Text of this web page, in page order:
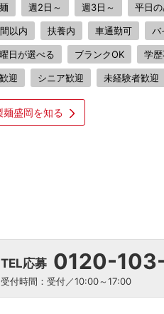
週2日～ 週3日～ 平日
以内 扶養内 車通勤可 バ
日が選べる ブランクOK 学
迎 シニア歓迎 未経験者歓迎
麺盛岡を知る
TEL応募 0120-
受付時間：受付／10:00～17:00